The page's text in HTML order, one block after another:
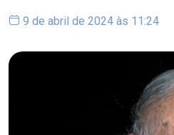
9 de abril de 2024 às 11:24